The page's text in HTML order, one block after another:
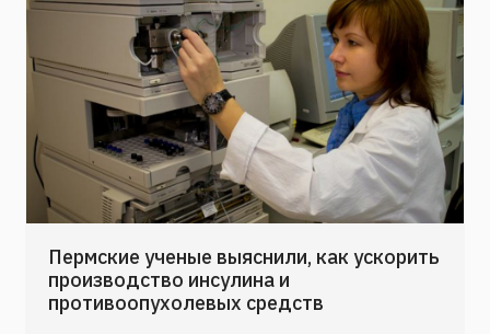
Пермские ученые выяснили, как ускорить
производство инсулина и
противоопухолевых средств